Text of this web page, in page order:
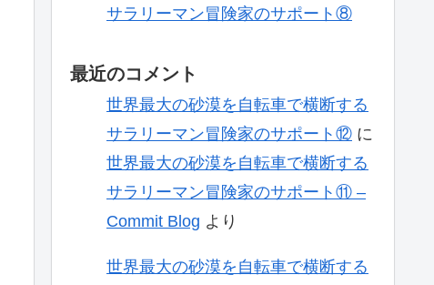
サラリーマン冒険家のサポート⑧
最近のコメント
世界最大の砂漠を自転車で横断する
サラリーマン冒険家のサポート⑫ に
世界最大の砂漠を自転車で横断する
サラリーマン冒険家のサポート⑪ –
Commit Blog より
世界最大の砂漠を自転車で横断する